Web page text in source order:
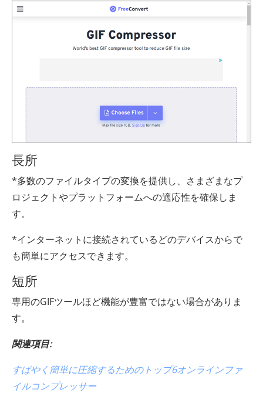
長所
*多数のファイルタイプの変換を提供し、さまざまなプ
ロジェクトやプラットフォームへの適応性を確保しま
す。
*インターネットに接続されているどのデバイスからで
も簡単にアクセスできます。
短所
専用のGIFツールほど機能が豊富ではない場合がありま
す。
関連項目:
すばやく簡単に圧縮するためのトップ6オンラインファ
イルコンプレッサー